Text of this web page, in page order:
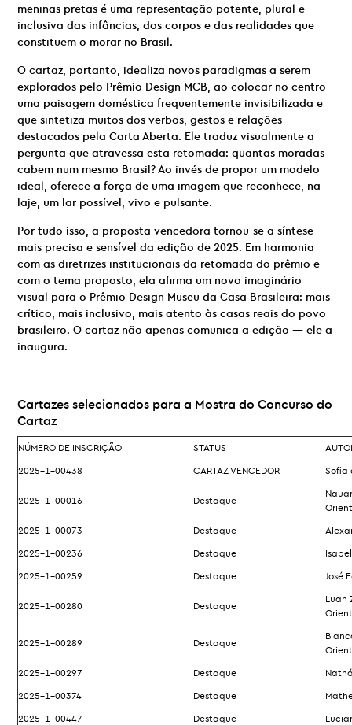
meninas pretas é uma representação potente, plural e
inclusiva das infâncias, dos corpos e das realidades que
constituem o morar no Brasil.
O cartaz, portanto, idealiza novos paradigmas a serem
explorados pelo Prêmio Design MCB, ao colocar no centro
uma paisagem doméstica frequentemente invisibilizada e
que sintetiza muitos dos verbos, gestos e relações
destacados pela Carta Aberta. Ele traduz visualmente a
pergunta que atravessa esta retomada: quantas moradas
cabem num mesmo Brasil? Ao invés de propor um modelo
ideal, oferece a força de uma imagem que reconhece, na
laje, um lar possível, vivo e pulsante.
Por tudo isso, a proposta vencedora tornou-se a síntese
mais precisa e sensível da edição de 2025. Em harmonia
com as diretrizes institucionais da retomada do prêmio e
com o tema proposto, ela afirma um novo imaginário
visual para o Prêmio Design Museu da Casa Brasileira: mais
crítico, mais inclusivo, mais atento às casas reais do povo
brasileiro. O cartaz não apenas comunica a edição — ele a
inaugura.
Cartazes selecionados para a Mostra do Concurso do
Cartaz
NÚMERO DE INSCRIÇÃO STATUS
2025-1-00438
CARTAZ VENCEDOR Sofia
2025-1-00016 Destaque
2025-1-00073
Destaque
2025-1-00236
Destaque
2025-1-00259
Destaque José
2025-1-00280 Destaque
Luan
2025-1-00289 Destaque
2025-1-00297
Destaque
2025-1-00374
Destaque
2025-1-00447
Destaque